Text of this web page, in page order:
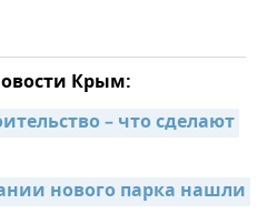
Крым:
– что сделают
нового парка нашли